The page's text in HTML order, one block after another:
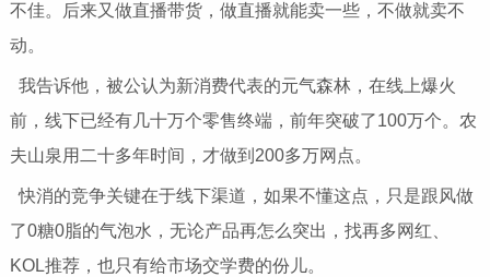
不佳。后来又做直播带货，做直播就能卖一些，不做就卖不
动。
我告诉他，被公认为新消费代表的元气森林，在线上爆火
前，线下已经有几十万个零售终端，前年突破了100万个。农
夫山泉用二十多年时间，才做到200多万网点。
快消的竞争关键在于线下渠道，如果不懂这点，只是跟风做
了0糖0脂的气泡水，无论产品再怎么突出，找再多网红、
KOL推荐，也只有给市场交学费的份儿。